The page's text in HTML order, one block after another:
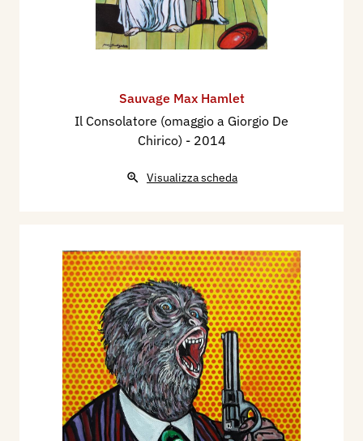
Sauvage Max Hamlet
Il Consolatore (omaggio a Giorgio De
Chirico) - 2014
Visualizza scheda